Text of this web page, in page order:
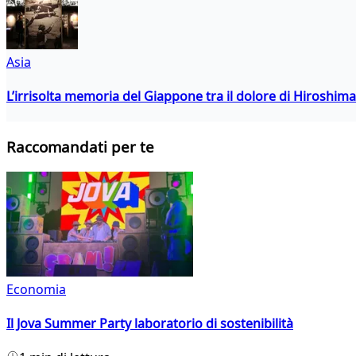
Asia
L’irrisolta memoria del Giappone tra il dolore di
Raccomandati per te
Economia
Il Jova Summer Party laboratorio di sostenibilità